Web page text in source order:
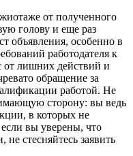
от полученного
голову и еще раз
объявления, особенно в
работодателя к
от лишних действий и
обращение за
работой. Не
сторону: вы ведь
в которых не
вы уверены, что
стесняйтесь заявить